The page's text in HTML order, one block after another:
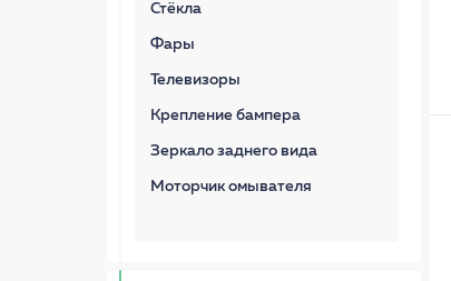
Стёкла
Фары
Телевизоры
Крепление бампера
Зеркало заднего вида
Моторчик омывателя